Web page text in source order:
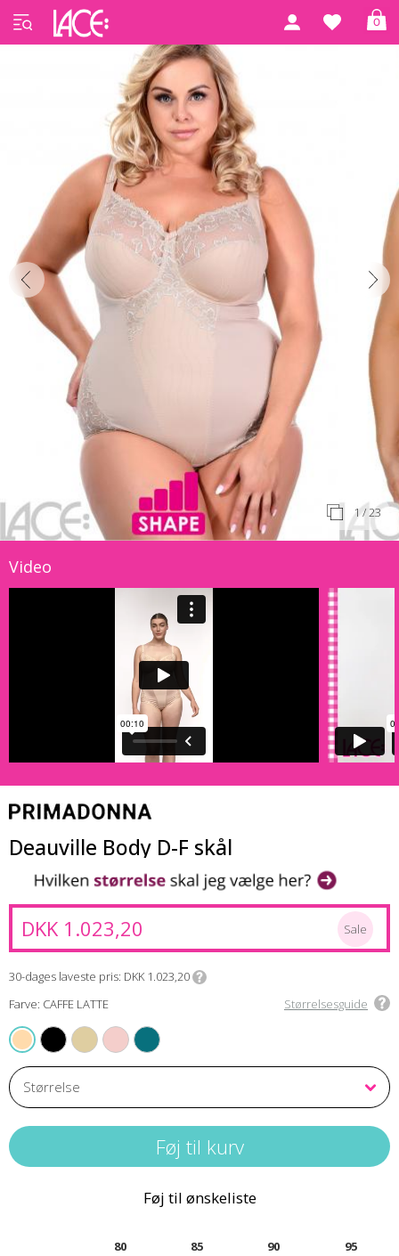
0
Forside PrimaDonna Lingerie
1/ 23
Video
Deauville Body D-F skål
DKK 1.023,20 Sale
30-dages laveste pris DKK 1.023,20
Farve: CAFFE LATTE
Størrelsesguide
Føj til ønskeliste
80 85 90
95